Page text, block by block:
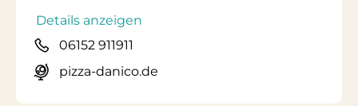
Details anzeigen
06152 911911
pizza-danico.de